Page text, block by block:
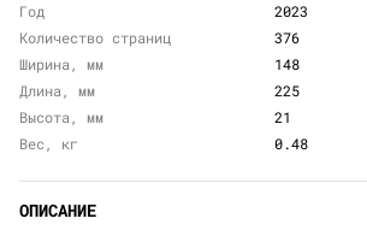
Год
2023
Количество страниц
376
Ширина, мм
148
Длина, мм
225
Высота, мм
21
Вес, кг
0.48
ОПИСАНИЕ